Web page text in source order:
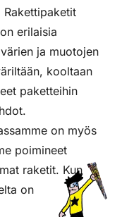
Rakettipaketit
erilaisia
ja muotojen
kooltaan
paketteihin
on myös
poimineet
raketit. Kun
on